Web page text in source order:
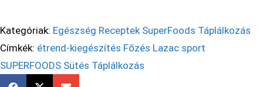
Kategóriak: Egészség Receptek SuperFoods Táplálkozás
Címkék: étrend-kiegészítés Főzés Lazac sport
SUPERFOODS Sütés Táplálkozás